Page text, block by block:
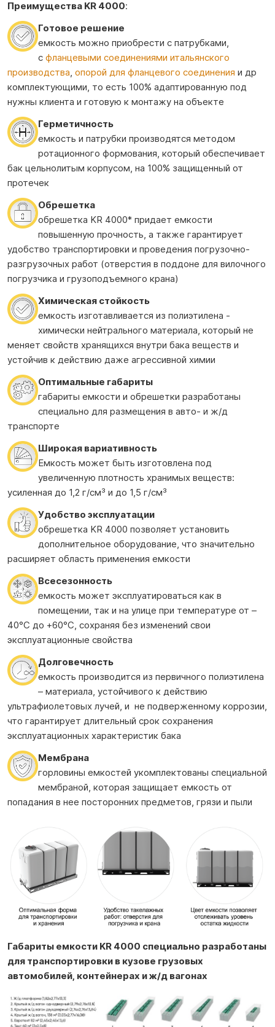
Преимущества KR 4000:
Готовое решение
емкость можно приобрести с патрубками,
c фланцевыми соединениями итальянского
производства, опорой для фланцевого соединения и др
комплектующими, то есть 100% адаптированную под
нужны клиента и готовую к монтажу на объекте
Герметичность
емкость и патрубки производятся методом
ротационного формования, который обеспечивает
бак цельнолитым корпусом, на 100% защищенный от
протечек
Обрешетка
обрешетка KR 4000* придает емкости
повышенную прочность, а также гарантирует
удобство транспортировки и проведения погрузочно-
разгрузочных работ (отверстия в поддоне для вилочного
погрузчика и грузоподъемного крана)
Химическая стойкость
емкость изготавливается из полиэтилена -
химически нейтрального материала, который не
меняет свойств хранящихся внутри бака веществ и
устойчив к действию даже агрессивной химии
Оптимальные габариты
габариты емкости и обрешетки разработаны
специально для размещения в авто- и ж/д
транспорте
Широкая вариативность
Емкость может быть изготовлена под
увеличенную плотность хранимых веществ:
усиленная до 1,2 г/см³ и до 1,5 г/см³
Удобство эксплуатации
обрешетка KR 4000 позволяет установить
дополнительное оборудование, что значительно
расширяет область применения емкости
Всесезонность
емкость может эксплуатироваться как в
помещении, так и на улице при температуре от –
40°С до +60°С, сохраняя без изменений свои
эксплуатационные свойства
Долговечность
емкость производится из первичного полиэтилена
– материала, устойчивого к действию
ультрафиолетовых лучей, и не подверженному коррозии,
что гарантирует длительный срок сохранения
эксплуатационных характеристик бака
Мембрана
горловины емкостей укомплектованы специальной
мембраной, которая защищает емкость от
попадания в нее посторонних предметов, грязи и пыли
Габариты емкости KR 4000 специально разработаны
для транспортировки в кузове грузовых
автомобилей, контейнерах и ж/д вагонах